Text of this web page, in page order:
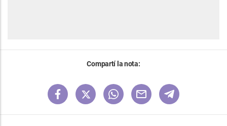
Compartí la nota: